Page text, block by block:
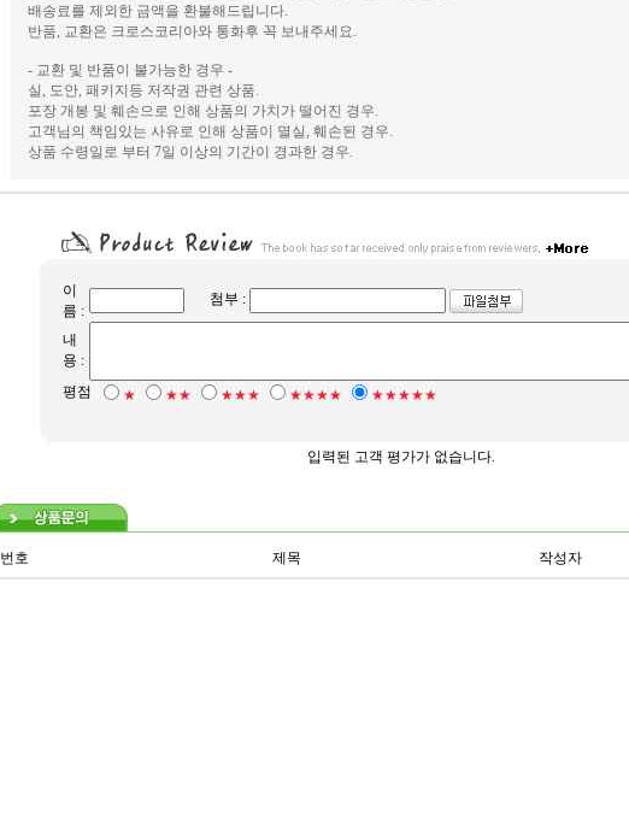
배송료를 제외한 금액을 환불해드립니다.
반품, 교환은 크로스코리아와 통화후 꼭 보내주세요.
- 교환 및 반품이 불가능한 경우 -
실, 도안, 패키지등 저작권 관련 상품.
포장 개봉 및 훼손으로 인해 상품의 가치가 떨어진 경우.
고객님의 책임있는 사유로 인해 상품이 멸실, 훼손된 경우.
상품 수령일로 부터 7일 이상의 기간이 경과한 경우.
이
름 :
첨부 :
내
용 :
평점
★ ★★ ★★★ ★★★★ ★★★★★
입력된 고객 평가가 없습니다.
번호 제목 작성자